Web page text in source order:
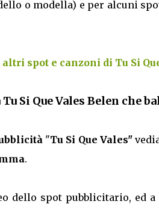
o modella) e per alcuni
altri spot e canzoni di Tu Si
Si Que Vales Belen che
"Tu Si Que Vales"
.
dello spot pubblicitario, ed